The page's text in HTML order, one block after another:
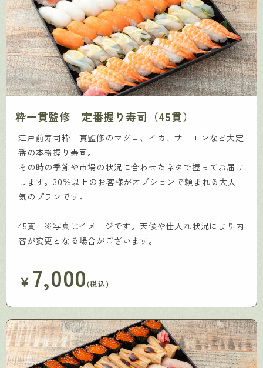
粋一貫監修 定番握り寿司（45貫）
江戸前寿司粋一貫監修のマグロ、イカ、サーモンなど大定
番の本格握り寿司。
その時の季節や市場の状況に合わせたネタで握ってお届け
します。30％以上のお客様がオプションで頼まれる大人
気のプランです。
45貫 ※写真はイメージです。天候や仕入れ状況により内
容が変更となる場合がございます。
￥ 7,000(税込)